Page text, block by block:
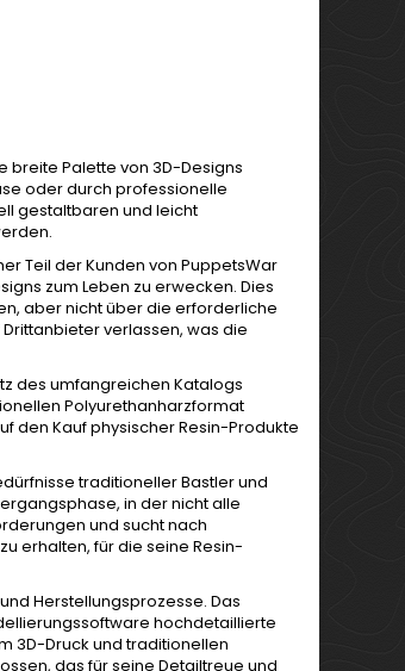
breite Palette von 3D-Designs
oder durch professionelle
gestaltbaren und leicht
Teil der Kunden von PuppetsWar
zum Leben zu erwecken. Dies
aber nicht über die erforderliche
verlassen, was die
des umfangreichen Katalogs
Polyurethanharzformat
den Kauf physischer Resin-Produkte
traditioneller Bastler und
in der nicht alle
und sucht nach
erhalten, für die seine Resin-
Herstellungsprozesse. Das
hochdetaillierte
3D-Druck und traditionellen
das für seine Detailtreue und